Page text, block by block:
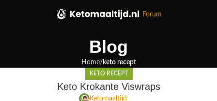
Forum
Blog
Home keto recept
KETO RECEPT
Keto Krokante Viswraps
Ketomaaltijd